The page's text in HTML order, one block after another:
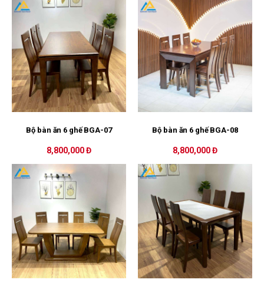
Bộ bàn ăn 6 ghế BGA-07
8,800,000 Đ
Bộ bàn ăn 6 ghế BGA-08
8,800,000 Đ